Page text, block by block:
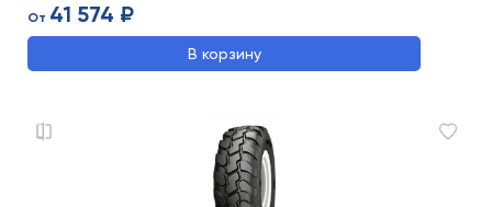
От 41 574 ₽
В корзину